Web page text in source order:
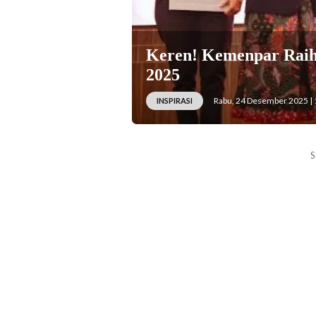
Keren! Kemenpar
2025
INSPIRASI Rabu, 24 Desember 2025 |